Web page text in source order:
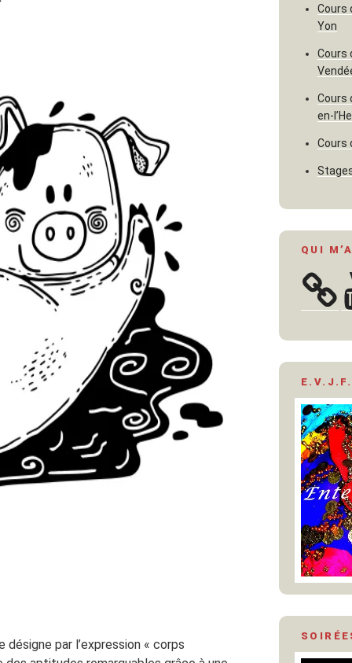
par l’expression « corps
Cours
Yon
Cours
Cours
en-
Cours
QUI
E.V.J.F.